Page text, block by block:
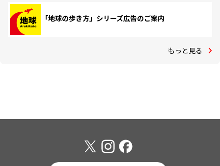
「地球の歩き方」シリーズ広告のご案内
もっと見る